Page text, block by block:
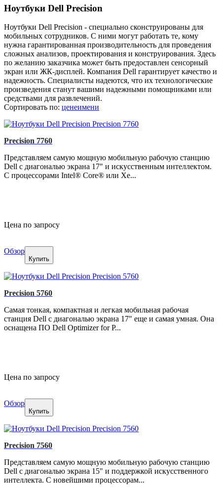
Ноутбуки Dell Precision
Ноутбуки Dell Precision - специально сконструированы для
мобильных сотрудников. С ними могут работать те, кому
нужна гарантированная производительность для проведения
сложных анализов, проектирования и конструирования. Здесь
по желанию заказчика может быть предоставлен сенсорный
экран или ЖК-дисплей. Компания Dell гарантирует качество и
надежность. Специалисты надеются, что их технологические
произведения станут вашими надежными помощниками или
средствами для развлечений.
Сортировать по: ценеимени
Precision 7760
Представляем самую мощную мобильную рабочую станцию
Dell с диагональю экрана 17" и искусственным интеллектом.
С процессорами Intel® Core® или Xe...
Цена по запросу
Обзор
Купить
Precision 5760
Самая тонкая, компактная и легкая мобильная рабочая
станция Dell с диагональю экрана 17" еще и самая умная. Она
оснащена ПО Dell Optimizer for P...
Цена по запросу
Обзор
Купить
Precision 7560
Представляем самую мощную мобильную рабочую станцию
Dell с диагональю экрана 15" и поддержкой искусственного
интеллекта. С новейшими процессорам...